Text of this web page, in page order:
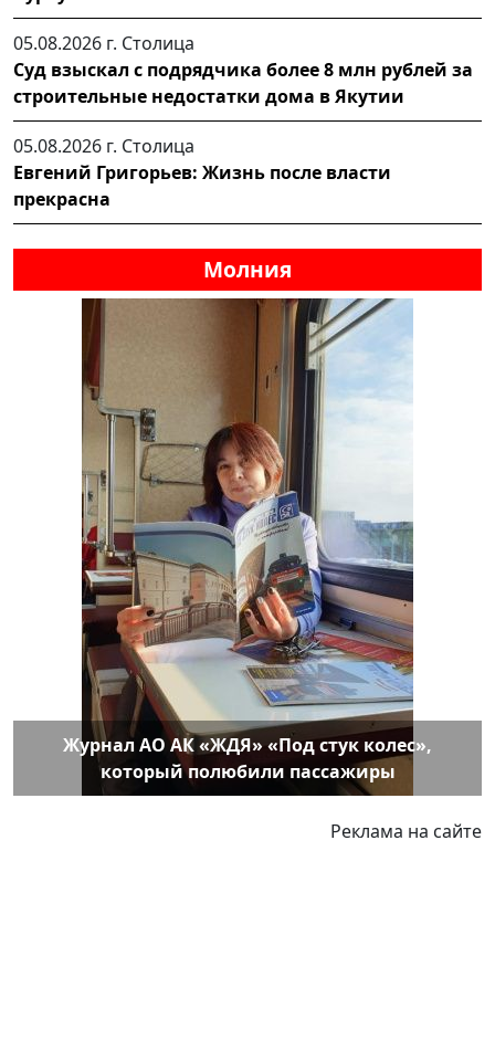
05.08.2026 г. Столица
Суд взыскал с подрядчика более 8 млн рублей за
строительные недостатки дома в Якутии
05.08.2026 г. Столица
Евгений Григорьев: Жизнь после власти
прекрасна
Молния
Журнал АО АК «ЖДЯ» «Под стук колес»,
который полюбили пассажиры
Реклама на сайте